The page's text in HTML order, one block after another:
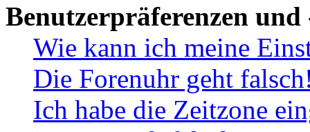
Benutzerpräferenzen und
Wie kann ich meine
Die Forenuhr geht
Ich habe die Zeitzone